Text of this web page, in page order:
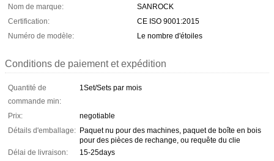
Nom de marque:
SANROCK
Certification:
CE ISO 9001:2015
Numéro de modèle:
Le nombre d'étoiles
Conditions de paiement et expédition
Quantité de
commande min:
1Set/Sets par mois
Prix:
negotiable
Détails d'emballage: Paquet nu pour des machines, paquet de boîte en bois
pour des pièces de rechange, ou requête du clie
Délai de livraison:
15-25days